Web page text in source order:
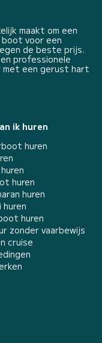
maakt om een
voor een
de beste prijs.
professionele
met een gerust hart
ik huren
huren
huren
huren
huren
zonder vaarbewijs
cruise